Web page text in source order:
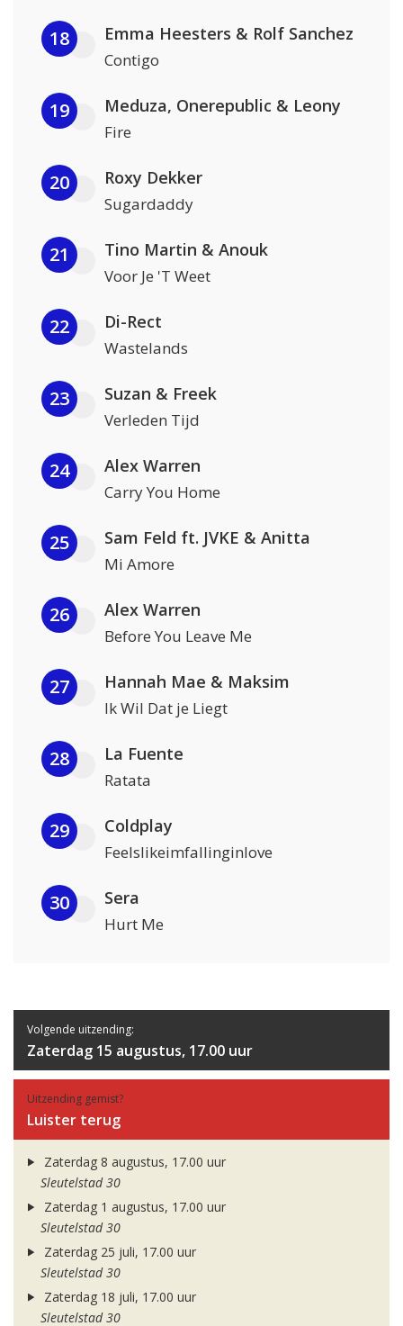
18 Emma Heesters & Rolf Sanchez
Contigo
19 Meduza, Onerepublic & Leony
Fire
20 Roxy Dekker
Sugardaddy
21 Tino Martin & Anouk
Voor Je 'T Weet
22 Di-Rect
Wastelands
23 Suzan & Freek
Verleden Tijd
24 Alex Warren
Carry You Home
25 Sam Feld ft. JVKE & Anitta
Mi Amore
26 Alex Warren
Before You Leave Me
27 Hannah Mae & Maksim
Ik Wil Dat je Liegt
28 La Fuente
Ratata
29 Coldplay
Feelslikeimfallinginlove
30 Sera
Hurt Me
Volgende uitzending:
Zaterdag 15 augustus, 17.00 uur
Uitzending gemist?
Luister terug
Zaterdag 8 augustus, 17.00 uur
Sleutelstad 30
Zaterdag 1 augustus, 17.00 uur
Sleutelstad 30
Zaterdag 25 juli, 17.00 uur
Sleutelstad 30
Zaterdag 18 juli, 17.00 uur
Sleutelstad 30